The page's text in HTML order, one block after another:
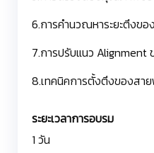
6.การคำนวณหาระยะตึงขอ
7.การปรับแนว Alignment
8.เทคนิคการตั้งตึงของสา
ระยะเวลาการอบรม
1 วัน